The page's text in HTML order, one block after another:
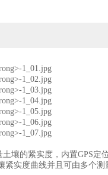
壤的紧实度，内置GPS定
实度曲线并且可由多个测